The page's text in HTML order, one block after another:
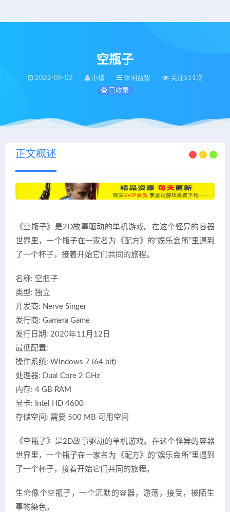
空瓶子
2022-09-02 小编 休闲益智
关注511次
已收录
正文概述
《空瓶子》是2D故事驱动的单机游戏。在这个怪异的容器
世界里，一个瓶子在一家名为《配方》的“娱乐会所”里遇到
了一个杯子，接着开始它们共同的旅程。
名称: 空瓶子
类型: 独立
开发商: Nerve Singer
发行商: Gamera Game
发行日期: 2020年11月12日
最低配置:
操作系统: Windows 7 (64 bit)
处理器: Dual Core 2 GHz
内存: 4 GB RAM
显卡: Intel HD 4600
存储空间: 需要 500 MB 可用空间
《空瓶子》是2D故事驱动的单机游戏。在这个怪异的容器
世界里，一个瓶子在一家名为《配方》的“娱乐会所”里遇到
了一个杯子，接着开始它们共同的旅程。
生命像个空瓶子，一个沉默的容器，游荡，接受，被陌生
事物染色。